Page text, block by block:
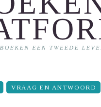
VRAAG EN ANTWOORD